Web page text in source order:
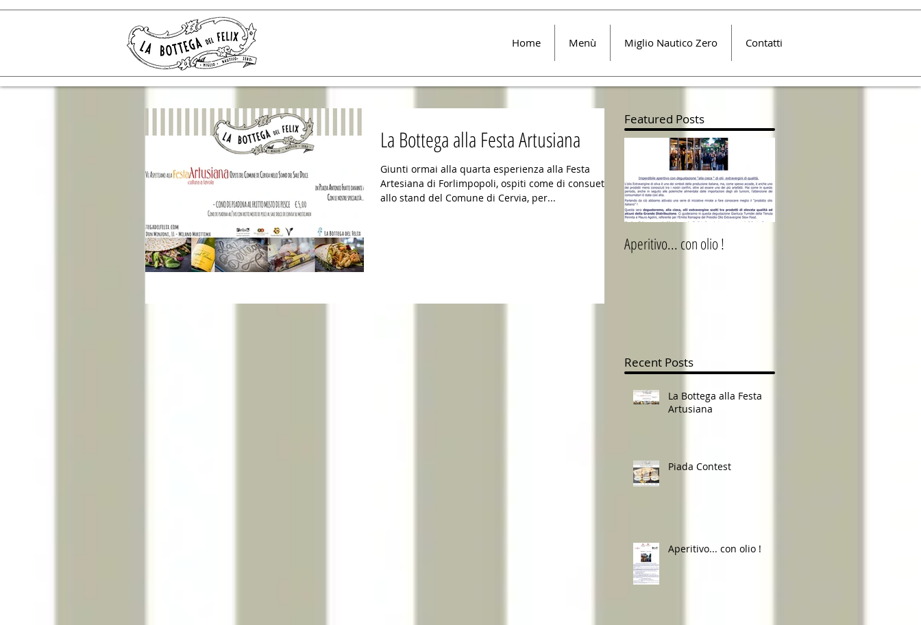
Home Menù Miglio Nautico Zero Contatti
La Bottega del Felix -
Gastronomia,Piadine,Hamburgers,Milano Marittima
La Bottega alla Festa Artusiana
Giunti ormai alla quarta esperienza alla Festa
Artesiana di Forlimpopoli, ospiti come di consueto
allo stand del Comune di Cervia, per...
Featured Posts
Aperitivo... con olio !
Recent Posts
La Bottega alla Festa
Artusiana
Piada Contest
Aperitivo... con olio !